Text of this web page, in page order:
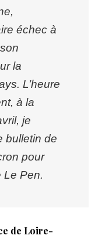
échec à
la
L’heure
à la
je
bulletin de
pour
Le Pen.
de Loire-